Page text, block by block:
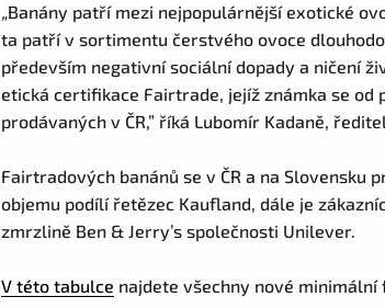
„Banány patří mezi nejpopulárnější exotické
ta patří v sortimentu čerstvého ovoce
především negativní sociální dopady a ničení
etická certifikace Fairtrade, jejíž známka se od
prodávaných v ČR,” říká Lubomír Kadaně,
Fairtradových banánů se v ČR a na Slovensku
objemu podílí řetězec Kaufland, dále je
zmrzlině Ben & Jerry’s společnosti Unilever.
V této tabulce najdete všechny nové